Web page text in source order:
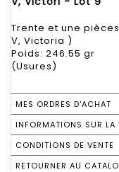
Trente et une
V, Victoria )
Poids: 246.55 gr
(Usures)
MES ORDRES D'ACHAT
INFORMATIONS SUR LA
CONDITIONS DE VENTE
RETOURNER AU